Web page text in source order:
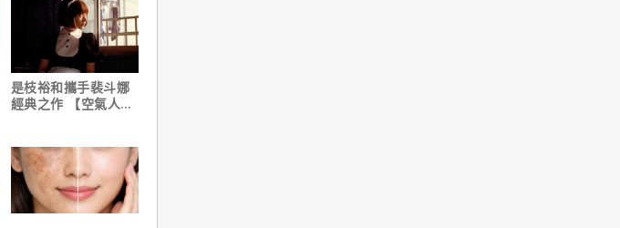
是枝裕和攜手裴斗娜
經典之作 【空氣人